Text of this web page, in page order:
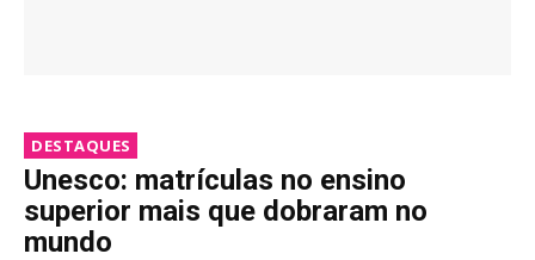
DESTAQUES
Unesco: matrículas no ensino
superior mais que dobraram no
mundo